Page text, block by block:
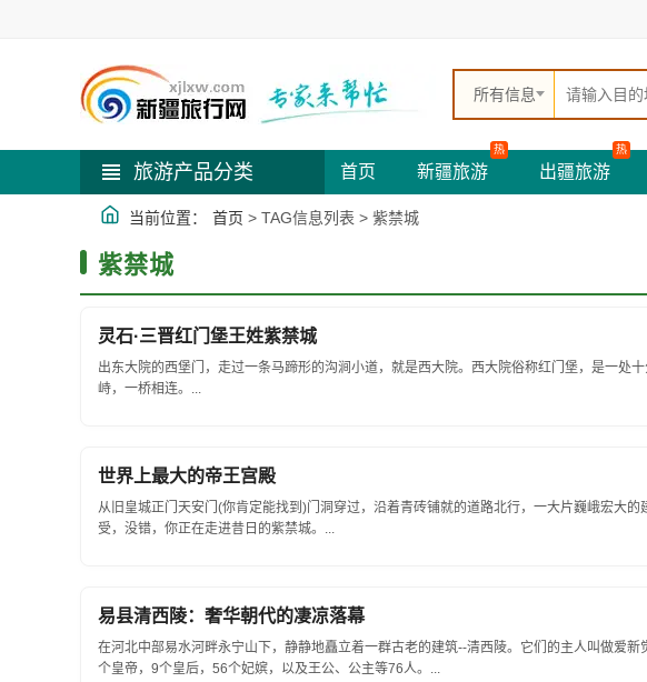
所有信息
旅游产品分类 首页 新疆旅游
热
出疆旅游
热
当前位置： 首页 > TAG信息列表 > 紫禁城
紫禁城
灵石·三晋红门堡王姓紫禁城
出东大院的西堡门，走过一条马蹄形的沟涧小道，就是西大院。西大院俗称红门堡，是一处
峙，一桥相连。...
世界上最大的帝王宫殿
从旧皇城正门天安门(你肯定能找到)门洞穿过，沿着青砖铺就的道路北行，一大片巍峨宏大
受，没错，你正在走进昔日的紫禁城。...
易县清西陵：奢华朝代的凄凉落幕
在河北中部易水河畔永宁山下，静静地矗立着一群古老的建筑--清西陵。它们的主人叫做爱
个皇帝，9个皇后，56个妃嫔，以及王公、公主等76人。...